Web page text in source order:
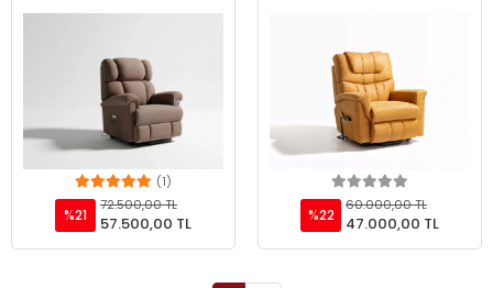
Add to cart
(1)
%21
72.500,00 TL
57.500,00 TL
Add to cart
%22
60.000,00 TL
47.000,00 TL